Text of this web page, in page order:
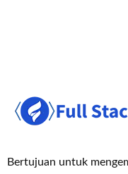
Bertujuan untuk